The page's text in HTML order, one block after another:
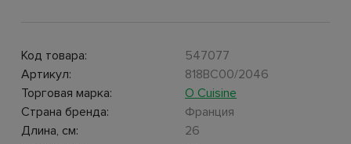
Код товара:
547077
Артикул:
818BC00/2046
Торговая марка:
O Cuisine
Страна бренда:
Франция
Длина, см:
26